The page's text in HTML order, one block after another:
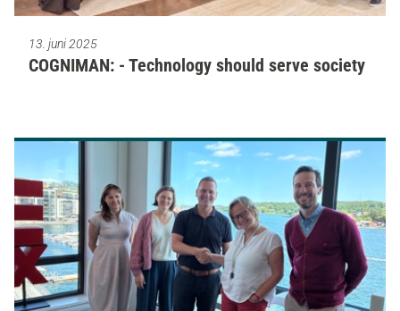
13. juni 2025
COGNIMAN: - Technology should serve society